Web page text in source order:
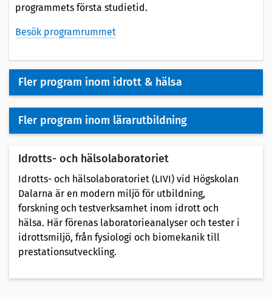
programmets första studietid.
Besök programrummet
Fler program inom idrott & hälsa
Fler program inom lärarutbildning
Idrotts- och hälsolaboratoriet
Idrotts- och hälsolaboratoriet (LIVI) vid Högskolan
Dalarna är en modern miljö för utbildning,
forskning och testverksamhet inom idrott och
hälsa. Här förenas laboratorieanalyser och tester i
idrottsmiljö, från fysiologi och biomekanik till
prestationsutveckling.